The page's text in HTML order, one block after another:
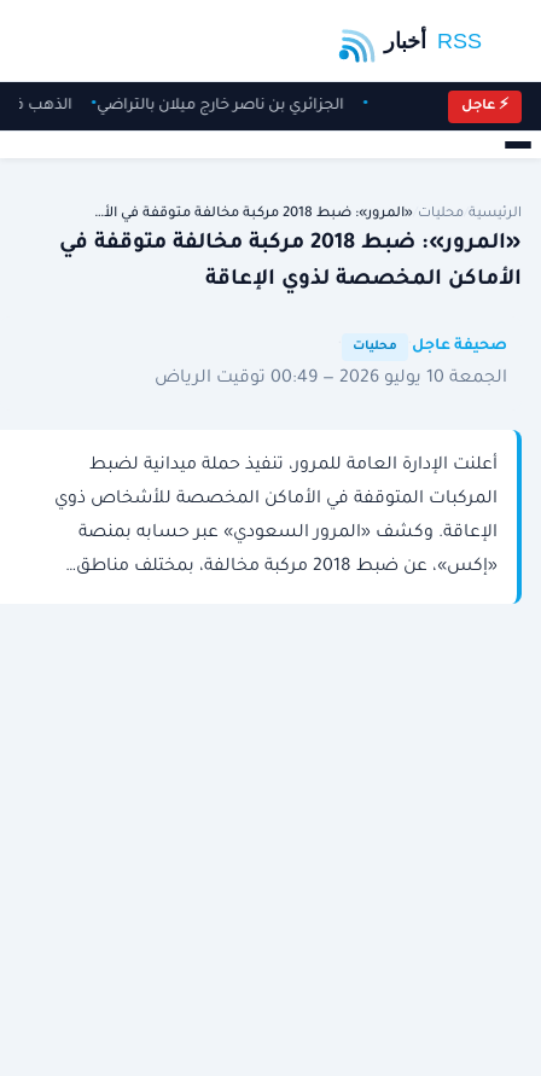
⚡ عاجل الجزائري بن ناصر خارج ميلان بالتراضي الذهب في
الرئيسية محليات «المرور»: ضبط 2018 مركبة مخالفة متوقفة في الأ…
«المرور»: ضبط 2018 مركبة مخالفة متوقفة في
الأماكن المخصصة لذوي الإعاقة
صحيفة عاجل محليات
الجمعة 10 يوليو 2026 — 00:49 توقيت الرياض
أعلنت الإدارة العامة للمرور، تنفيذ حملة ميدانية لضبط
المركبات المتوقفة في الأماكن المخصصة للأشخاص ذوي
الإعاقة. وكشف «المرور السعودي» عبر حسابه بمنصة
«إكس»، عن ضبط 2018 مركبة مخالفة، بمختلف مناطق…